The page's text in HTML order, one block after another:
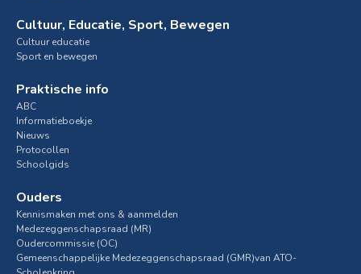
Cultuur, Educatie, Sport, Bewegen
Cultuur educatie
Sport en bewegen
Praktische info
ABC
Informatieboekje
Nieuws
Protocollen
Schoolgids
Ouders
Kennismaken met ons & aanmelden
Medezeggenschapsraad (MR)
Oudercommissie (OC)
Gemeenschappelijke Medezeggenschapsraad (GMR)van ATO-